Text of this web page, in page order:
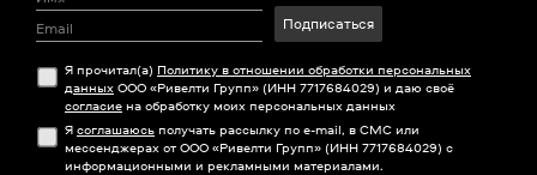
Подписаться
Я прочитал(а) Политику в отношении обработки персональных
данных ООО «Ривелти Групп» (ИНН 7717684029) и даю своё
согласие на обработку моих персональных данных
Я соглашаюсь получать рассылку по e-mail, в СМС или
мессенджерах от ООО «Ривелти Групп» (ИНН 7717684029) с
информационными и рекламными материалами.